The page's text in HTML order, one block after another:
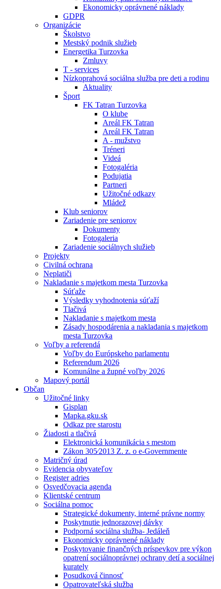
Ekonomicky oprávnené náklady
GDPR
Organizácie
Školstvo
Mestský podnik služieb
Energetika Turzovka
Zmluvy
T - services
Nízkoprahová sociálna služba pre deti a rodinu
Aktuality
Šport
FK Tatran Turzovka
O klube
Areál FK Tatran
Areál FK Tatran
A - mužstvo
Tréneri
Videá
Fotogaléria
Podujatia
Partneri
Užitočné odkazy
Mládež
Klub seniorov
Zariadenie pre seniorov
Dokumenty
Fotogaleria
Zariadenie sociálnych služieb
Projekty
Civilná ochrana
Neplatiči
Nakladanie s majetkom mesta Turzovka
Súťaže
Výsledky vyhodnotenia súťaží
Tlačivá
Nakladanie s majetkom mesta
Zásady hospodárenia a nakladania s majetkom
mesta Turzovka
Voľby a referendá
Voľby do Európskeho parlamentu
Referendum 2026
Komunálne a župné voľby 2026
Mapový portál
Občan
Užitočné linky
Gisplan
Mapka.gku.sk
Odkaz pre starostu
Žiadosti a tlačivá
Elektronická komunikácia s mestom
Zákon 305⁄2013 Z. z. o e-Governmente
Matričný úrad
Evidencia obyvateľov
Register adries
Osvedčovacia agenda
Klientské centrum
Sociálna pomoc
Strategické dokumenty, interné právne normy
Poskytnutie jednorazovej dávky
Podporná sociálna služba- Jedáleň
Ekonomicky oprávnené náklady
Poskytovanie finančných príspevkov pre výkon
opatrení sociálnoprávnej ochrany detí a sociálnej
kurately
Posudková činnosť
Opatrovateľská služba